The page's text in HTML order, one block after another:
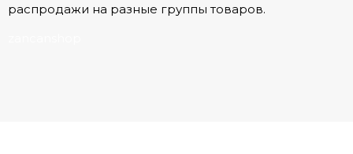
распродажи на разные группы товаров.